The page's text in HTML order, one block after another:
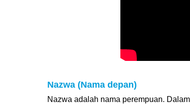
Nazwa (Nama depan)
Nazwa adalah nama perempuan.